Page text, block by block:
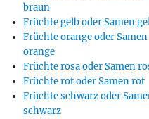
braun
Früchte gelb oder Samen
Früchte orange oder Samen
orange
Früchte rosa oder Samen
Früchte rot oder Samen rot
Früchte schwarz oder
schwarz